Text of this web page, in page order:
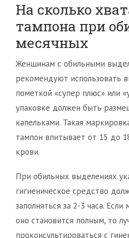
На сколько
тампона при
месячных
Женщинам с обильными
рекомендуют использовать
пометкой «супер плюс» или
упаковке должен быть
капельками. Такая
тампон впитывает от 15 до
крови.
При обильных выделениях
гигиеническое средство
заполняться за 2-3 часа.
оно становится полным, то
проконсультироваться с